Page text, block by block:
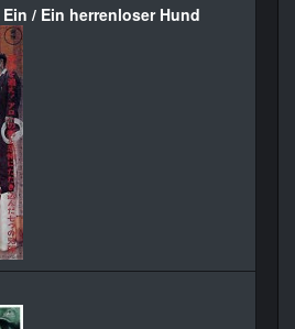
/ Ein herrenloser Hund